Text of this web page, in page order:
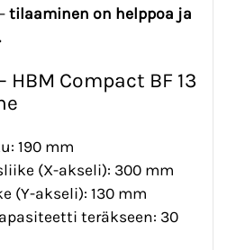
tilaaminen on helppoa ja
Compact BF 13
190 mm
(X-akseli): 300 mm
(Y-akseli): 130 mm
teräkseen: 30